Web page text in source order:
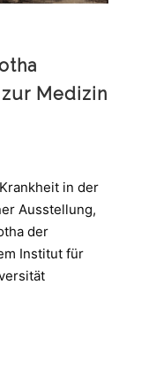
Medizin
in der
Ausstellung,
der
Institut für